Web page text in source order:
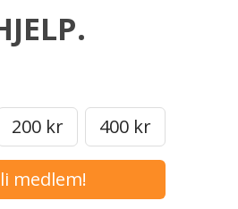
200 kr 400 kr
medlem!